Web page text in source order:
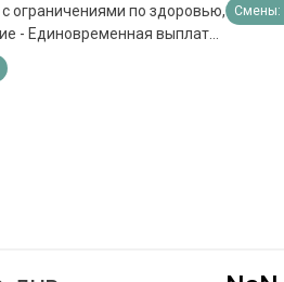
ограничениями по здоровью,
до пункта отбора из любой
Смены: